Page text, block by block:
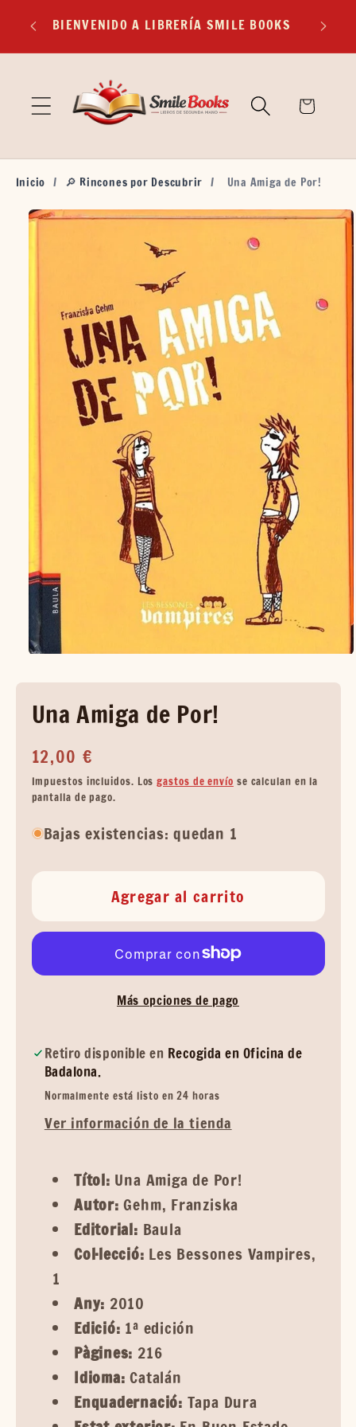
directamente
BIENVENIDO A LIBRERÍA SMILE BOOKS
Carrito
Inicio / 🔎 Rincones por Descubrir / Una Amiga de Por!
Ir
directamente
a la
Una Amiga de Por!
Precio
habitual
12,00 €
Impuestos incluidos. Losgastos de envío se calculan en la
pantalla de pago.
Bajas existencias: quedan 1
Agregar al carrito
Más opciones de pago
Retiro disponible en Recogida en Oficina de
Badalona.
Normalmente está listo en 24 horas
Ver información de la tienda
Títol: Una Amiga de Por!
Autor: Gehm, Franziska
Editorial: Baula
Col·lecció: Les Bessones Vampires,
1
Any: 2010
Edició: 1ª edición
Pàgines: 216
Idioma: Catalán
Enquadernació: Tapa Dura